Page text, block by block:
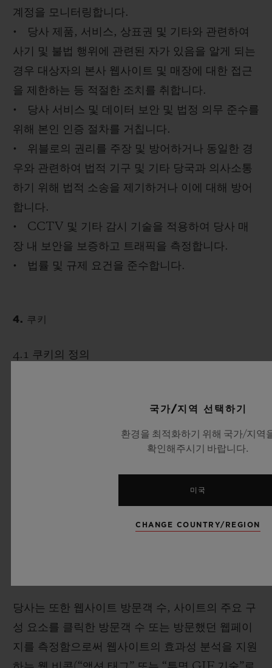
계정을 모니터링합니다.
• 당사 제품, 서비스, 상표권 및 기타와 관련하여
사기 및 불법 행위에 관련된 자가 있음을 알게 되는
경우 대상자의 본사 웹사이트 및 매장에 대한 접근
을 제한하는 등 적절한 조치를 취합니다.
• 당사 서비스 및 데이터 보안 및 법정 의무 준수를
위해 본인 인증 절차를 거칩니다.
• 위블로의 권리를 주장 및 방어하거나 동일한 경
우와 관련하여 법적 기구 및 기타 당국과 의사소통
하기 위해 법적 소송을 제기하거나 이에 대해 방어
합니다.
• CCTV 및 기타 감시 기술을 적용하여 당사 매
장 내 보안을 보증하고 트래픽을 측정합니다.
• 법률 및 규제 요건을 준수합니다.
4. 쿠키
4.1 쿠키의 정의
를 인식하고 귀하의 방문에 대한 정보(예: 설정 언
어, 글꼴 크기 및 기타 설정)를 기억할 수 있습니다.
대부분의 웹 브라우저는 쿠키를 허용하도록 설정되
어 있습니다. 그렇지만 4.3 조항에서 언급되어 있는
것처럼 귀하는 귀하의 브라우저에서 모든 쿠키를
설정 할 수 있습니다. 그러나 쿠키를 허용하지 않을
당사는 또한 웹사이트 방문객 수, 사이트의 주요 구
성 요소를 클릭한 방문객 수 또는 방문했던 웹페이
지를 측정함으로써 웹사이트의 효과성 분석을 지원
국가/지역 선택하기
환경을 최적화하기 위해 국가/지역
확인해주시기 바랍니다.
미국
CHANGE COUNTRY/REGION